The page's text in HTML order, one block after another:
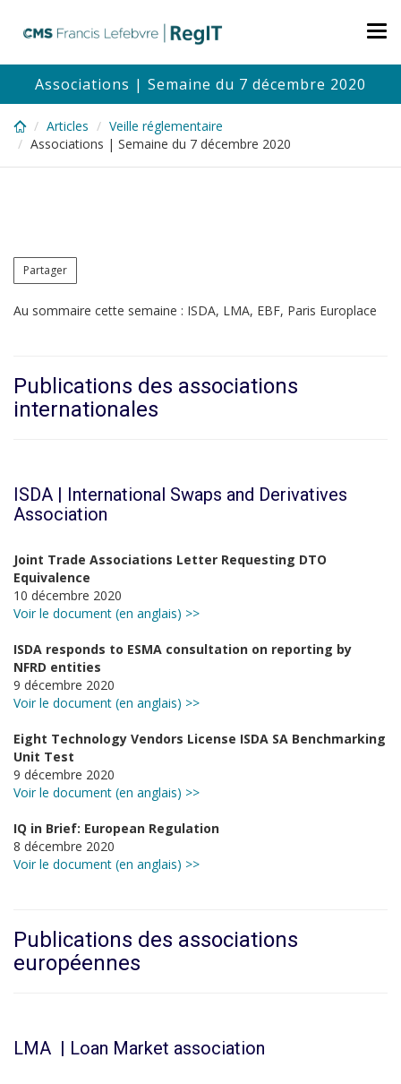
content
Associations | Semaine du 7 décembre 2020
Articles
Veille réglementaire
Associations | Semaine du 7 décembre 2020
Partager
Au sommaire cette semaine : ISDA, LMA, EBF, Paris Europlace
Publications des associations
internationales
ISDA | International Swaps and Derivatives
Association
Joint Trade Associations Letter Requesting DTO
Equivalence
10 décembre 2020
Voir le document (en anglais) >>
ISDA responds to ESMA consultation on reporting by
NFRD entities
9 décembre 2020
Voir le document (en anglais) >>
Eight Technology Vendors License ISDA SA Benchmarking
Unit Test
9 décembre 2020
Voir le document (en anglais) >>
IQ in Brief: European Regulation
8 décembre 2020
Voir le document (en anglais) >>
Publications des associations
européennes
LMA | Loan Market association